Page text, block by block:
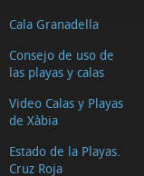
Cala Granadella
Consejo de uso de
las playas y calas
Video Calas y Playas
de Xàbia
Estado de la Playas.
Cruz Roja